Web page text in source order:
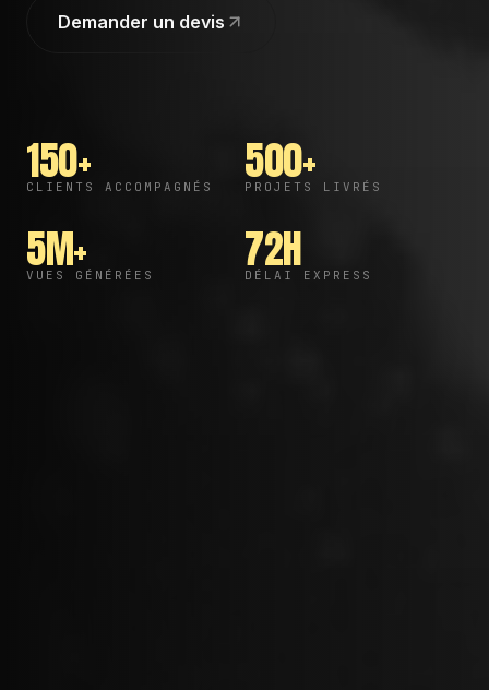
Demander un devis
150+
CLIENTS ACCOMPAGNÉS 500+
PROJETS LIVRÉS
5M+
VUES GÉNÉRÉES 72H
DÉLAI EXPRESS